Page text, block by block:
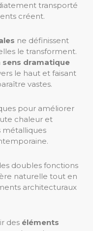
transporté
créent.
ne définissent
le transforment.
sens dramatique
le haut et faisant
vastes.
pour améliorer
chaleur et
métalliques
doubles fonctions
naturelle tout en
architecturaux
des éléments